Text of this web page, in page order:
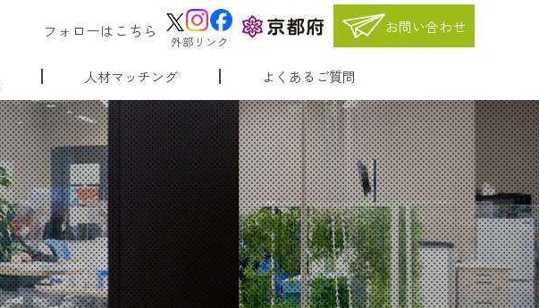
フォローはこちら
外部リンク
お問い合わせ
人材マッチング よくあるご質問